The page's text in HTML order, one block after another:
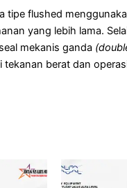
tipe flushed
yang lebih lama.
mekanis ganda
tekanan berat dan